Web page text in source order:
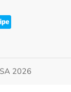
2026